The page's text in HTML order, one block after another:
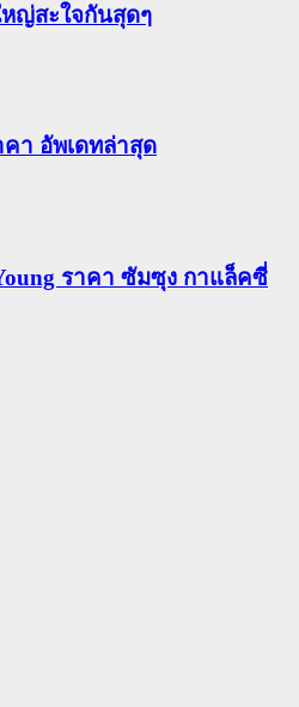
หญ่สะใจกันสุดๆ
คา อัพเดทล่าสุด
ราคา ซัมซุง กาแล็คซี่